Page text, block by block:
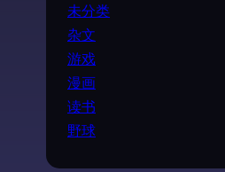
未分类
杂文
游戏
漫画
读书
野球